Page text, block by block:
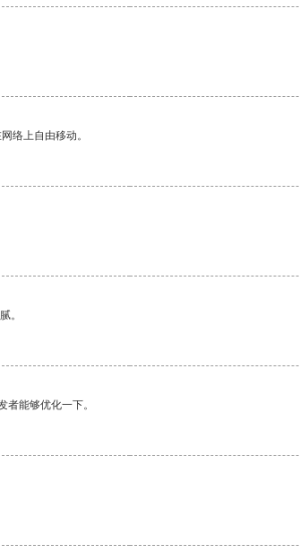
络上自由移动。
。
能够优化一下。